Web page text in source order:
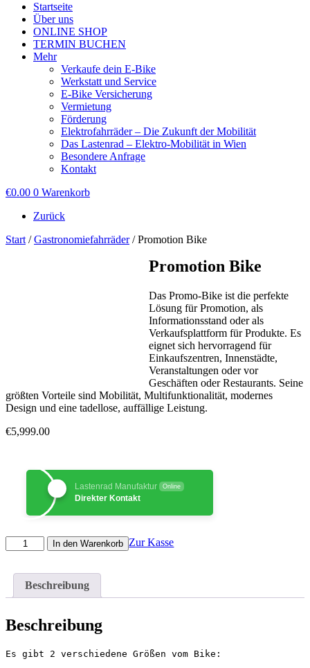
Startseite
Über uns
ONLINE SHOP
TERMIN BUCHEN
Mehr
Verkaufe dein E-Bike
Werkstatt und Service
E-Bike Versicherung
Vermietung
Förderung
Elektrofahrräder – Die Zukunft der Mobilität
Das Lastenrad – Elektro-Mobilität in Wien
Besondere Anfrage
Kontakt
€0.00 0 Warenkorb
Zurück
Start /Gastronomiefahrräder/ Promotion Bike
Promotion Bike
Das Promo-Bike ist die perfekte
Lösung für Promotion, als
Informationsstand oder als
Verkaufsplattform für Produkte. Es
eignet sich hervorragend für
Einkaufszentren, Innenstädte,
Veranstaltungen oder vor
Geschäften oder Restaurants. Seine
größten Vorteile sind Mobilität, Multifunktionalität, modernes
Design und eine tadellose, auffällige Leistung.
€5,999.00
Lastenrad Manufaktur Online
Direkter Kontakt
Promotion
Bike
In den Warenkorb Zur Kasse
Beschreibung
Beschreibung
Es gibt 2 verschiedene Größen vom Bike: